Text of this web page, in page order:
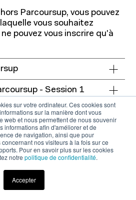
sur votre ordinateur. Ces cookies sont
sur la manière dont vous
web et nous permettent de nous souvenir
informations afin d'améliorer et de
de navigation, ainsi que pour
nos visiteurs à la fois sur ce
Pour en savoir plus sur les cookies
notre politique de confidentialité.
Accepter
la brochure
Parcoursup, vous pouvez
vous souhaitez
pouvez vous inscrire qu'à
- Session 1
- Session 2
- Session 3
- Session 4